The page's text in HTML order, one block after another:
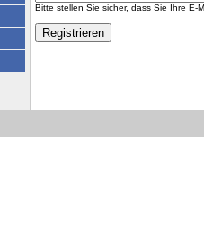
Bitte stellen Sie sicher, dass Sie Ihre E-